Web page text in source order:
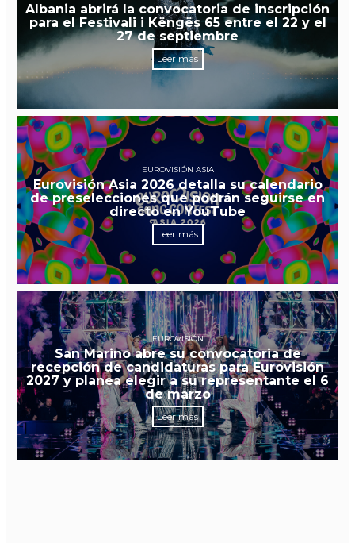
Albania abrirá la convocatoria de inscripción
para el Festivali i Këngës 65 entre el 22 y el
27 de septiembre
Leer más
EUROVISIÓN ASIA
Eurovisión Asia 2026 detalla su calendario
de preselecciones que podrán seguirse en
directo en YouTube
Leer más
EUROVISIÓN
San Marino abre su convocatoria de
recepción de candidaturas para Eurovisión
2027 y planea elegir a su representante el 6
de marzo
Leer más